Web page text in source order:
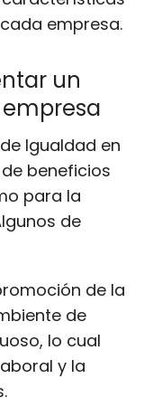
empresa.
un
Igualdad en
beneficios
para la
de
de la
de
lo cual
y la